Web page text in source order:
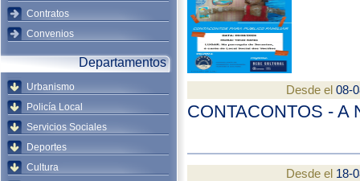
Contratos
Convenios
Departamentos
Urbanismo
Policía Local
Servicios Sociales
Deportes
Cultura
Desde el 08-
CONTACONTOS - A
Desde el 18-